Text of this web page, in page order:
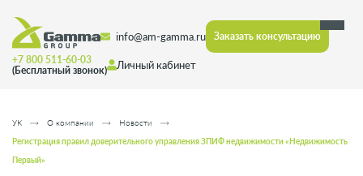
Личный кабинет
info@am-gamma.ru
+7 800 511-60-03
(Бесплатный звонок)
Заказать консультацию
УК О компании Новости
Регистрация правил доверительного управления ЗПИФ недвижимости «Недвижимость
Первый»